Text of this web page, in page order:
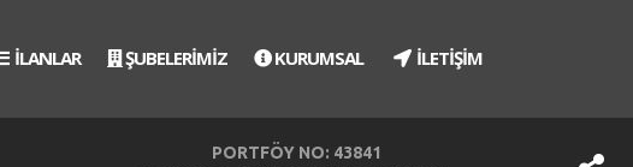
İLANLAR ŞUBELERİMİZ KURUMSAL İLETİŞİM
PORTFÖY NO: 43841